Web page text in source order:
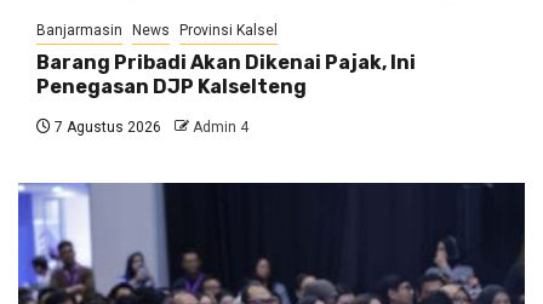
Banjarmasin News Provinsi Kalsel
Barang Pribadi Akan Dikenai Pajak, Ini
Penegasan DJP Kalselteng
7 Agustus 2026 Admin 4